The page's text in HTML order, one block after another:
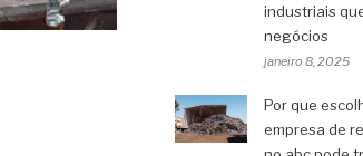
industriais
negócios
janeiro 8, 2025
Por que
empresa de